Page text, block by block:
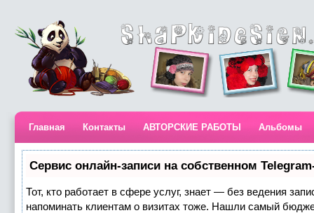
Главная Контакты АВТОРСКИЕ РАБОТЫ Альбомы
Сервис онлайн-записи на собственном
Тот, кто работает в сфере услуг, знает — без ведения
напоминать клиентам о визитах тоже. Нашли самый